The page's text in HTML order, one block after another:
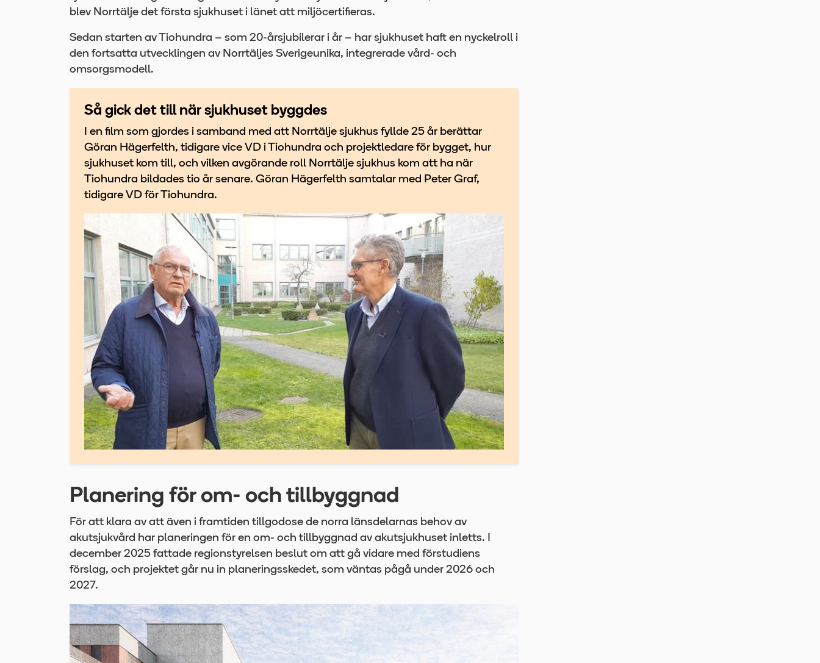
blev Norrtälje det första sjukhuset i länet att miljöcertifieras.
Sedan starten av Tiohundra – som 20-årsjubilerar i år – har sjukhuset haft en nyckelroll i
den fortsatta utvecklingen av Norrtäljes Sverigeunika, integrerade vård- och
omsorgsmodell.
Så gick det till när sjukhuset byggdes
I en film som gjordes i samband med att Norrtälje sjukhus fyllde 25 år berättar
Göran Hägerfelth, tidigare vice VD i Tiohundra och projektledare för bygget, hur
sjukhuset kom till, och vilken avgörande roll Norrtälje sjukhus kom att ha när
Tiohundra bildades tio år senare. Göran Hägerfelth samtalar med Peter Graf,
tidigare VD för Tiohundra.
Planering för om- och tillbyggnad
För att klara av att även i framtiden tillgodose de norra länsdelarnas behov av
akutsjukvård har planeringen för en om- och tillbyggnad av akutsjukhuset inletts. I
december 2025 fattade regionstyrelsen beslut om att gå vidare med förstudiens
förslag, och projektet går nu in planeringsskedet, som väntas pågå under 2026 och
2027.